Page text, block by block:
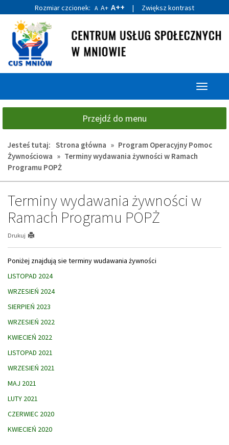
Przejdź
głównej
treści
Przejdź
wyszukiwarki
Rozmiar czcionek: A A+ A++ | Zwiększ kontrast
Przełącz
Przejdź do menu
Jesteś tutaj: Strona główna » Program Operacyjny Pomoc
Żywnościowa » Terminy wydawania żywności w Ramach
Programu POPŻ
Terminy wydawania żywności w
Ramach Programu POPŻ
Drukuj
Poniżej znajdują sie terminy wudawania żywności
LISTOPAD 2024
WRZESIEŃ 2024
SIERPIEŃ 2023
WRZESIEŃ 2022
KWIECIEŃ 2022
LISTOPAD 2021
WRZESIEŃ 2021
MAJ 2021
LUTY 2021
CZERWIEC 2020
KWIECIEŃ 2020